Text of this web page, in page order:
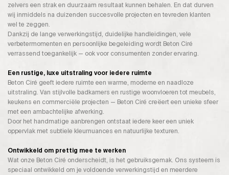
zelvers een strak en duurzaam resultaat kunnen behalen. En dat durven
wij inmiddels na duizenden succesvolle projecten en tevreden klanten
wel te zeggen.
Dankzij de lange verwerkingstijd, duidelijke handleidingen, vele
verbetermomenten en persoonlijke begeleiding wordt Beton Ciré
verrassend toegankelijk — ook voor consumenten zonder ervaring.
Een rustige, luxe uitstraling voor iedere ruimte
Beton Ciré geeft iedere ruimte een warme, moderne en naadloze
uitstraling. Van stijlvolle badkamers en rustige woonvloeren tot meubels,
keukens en commerciële projecten — Beton Ciré creëert een unieke sfeer
met een ambachtelijke afwerking.
Door het handmatige aanbrengen ontstaat iedere keer een uniek
oppervlak met subtiele kleurnuances en natuurlijke texturen.
Ontwikkeld om prettig mee te werken
Wat onze Beton Ciré onderscheidt, is het gebruiksgemak. Ons systeem is
speciaal ontwikkeld om je voldoende verwerkingstijd en meerdere